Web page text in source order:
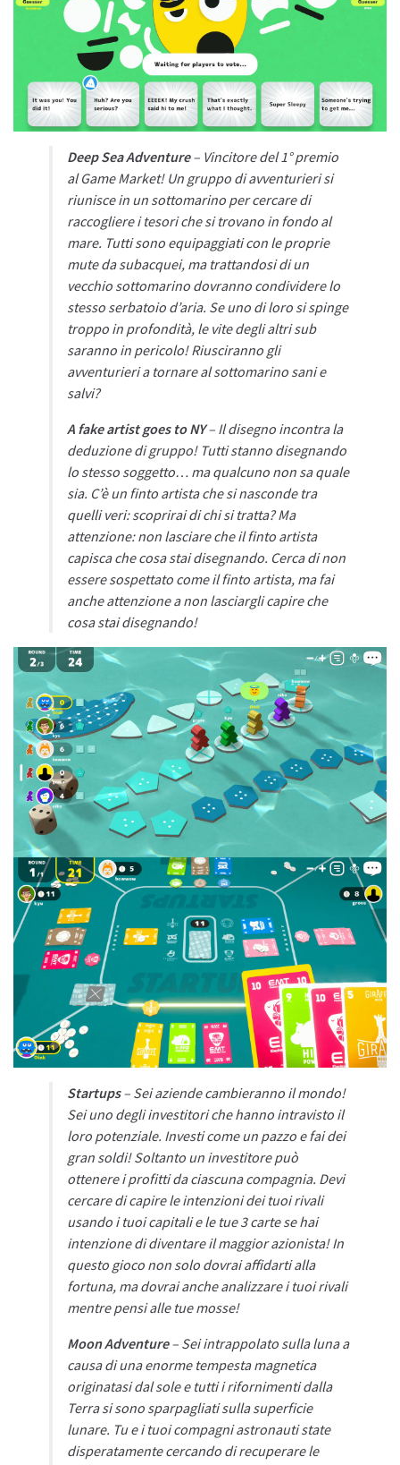
Deep Sea Adventure– Vincitore del 1° premio
al Game Market! Un gruppo di avventurieri si
riunisce in un sottomarino per cercare di
raccogliere i tesori che si trovano in fondo al
mare. Tutti sono equipaggiati con le proprie
mute da subacquei, ma trattandosi di un
vecchio sottomarino dovranno condividere lo
stesso serbatoio d’aria. Se uno di loro si spinge
troppo in profondità, le vite degli altri sub
saranno in pericolo! Riusciranno gli
avventurieri a tornare al sottomarino sani e
salvi?
A fake artist goes to NY– Il disegno incontra la
deduzione di gruppo! Tutti stanno disegnando
lo stesso soggetto… ma qualcuno non sa quale
sia. C’è un finto artista che si nasconde tra
quelli veri: scoprirai di chi si tratta? Ma
attenzione: non lasciare che il finto artista
capisca che cosa stai disegnando. Cerca di non
essere sospettato come il finto artista, ma fai
anche attenzione a non lasciargli capire che
cosa stai disegnando!
Startups– Sei aziende cambieranno il mondo!
Sei uno degli investitori che hanno intravisto il
loro potenziale. Investi come un pazzo e fai dei
gran soldi! Soltanto un investitore può
ottenere i profitti da ciascuna compagnia. Devi
cercare di capire le intenzioni dei tuoi rivali
usando i tuoi capitali e le tue 3 carte se hai
intenzione di diventare il maggior azionista! In
questo gioco non solo dovrai affidarti alla
fortuna, ma dovrai anche analizzare i tuoi rivali
mentre pensi alle tue mosse!
Moon Adventure– Sei intrappolato sulla luna a
causa di una enorme tempesta magnetica
originatasi dal sole e tutti i rifornimenti dalla
Terra si sono sparpagliati sulla superficie
lunare. Tu e i tuoi compagni astronauti state
disperatamente cercando di recuperare le